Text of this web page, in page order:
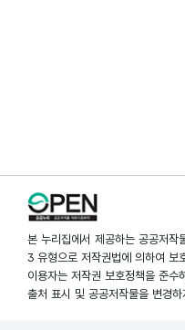
본 누리집에서 제공하는 공공저
3 유형으로 저작권법에 의하여 보
이용자는 저작권 보호정책을 준
출처 표시 및 공공저작물을 변경